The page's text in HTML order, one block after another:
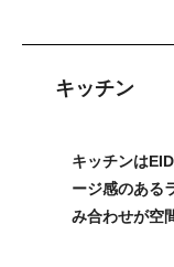
キッチン
キッチンは
ージ感のある
み合わせが空